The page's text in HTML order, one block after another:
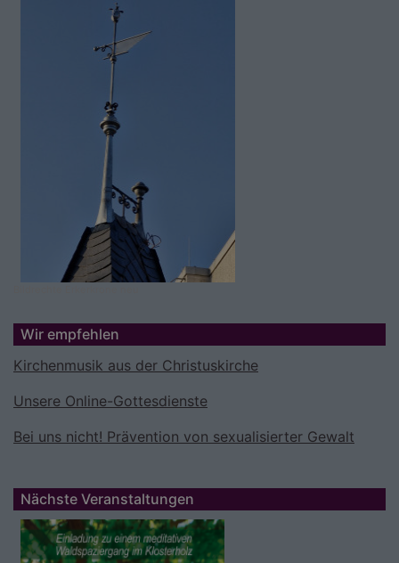
Wir empfehlen
Kirchenmusik aus der Christuskirche
Unsere Online-Gottesdienste
Bei uns nicht! Prävention von sexualisierter Gewalt
Nächste Veranstaltungen